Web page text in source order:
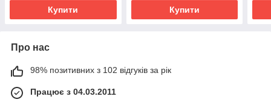
Купити Купити
Про нас
98% позитивних з 102 відгуків за рік
Працює з 04.03.2011